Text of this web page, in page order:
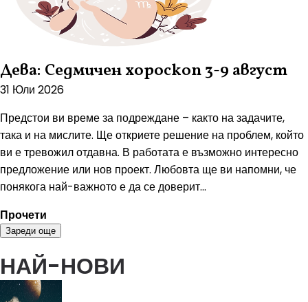
Дева: Седмичен хороскоп 3-9 август
31 Юли 2026
Предстои ви време за подреждане – както на задачите,
така и на мислите. Ще откриете решение на проблем, който
ви е тревожил отдавна. В работата е възможно интересно
предложение или нов проект. Любовта ще ви напомни, че
понякога най-важното е да се доверит...
Прочети
Зареди още
НАЙ-НОВИ